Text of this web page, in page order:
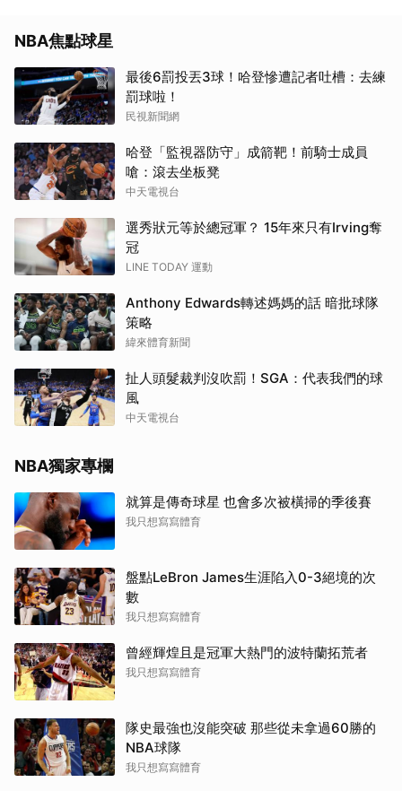
NBA焦點球星
最後6罰投丟3球！哈登慘遭記者吐槽：去練
罰球啦！
民視新聞網
哈登「監視器防守」成箭靶！前騎士成員
嗆：滾去坐板凳
中天電視台
選秀狀元等於總冠軍？ 15年來只有Irving奪
冠
LINE TODAY 運動
Anthony Edwards轉述媽媽的話 暗批球隊
策略
緯來體育新聞
扯人頭髮裁判沒吹罰！SGA：代表我們的球
風
中天電視台
NBA獨家專欄
就算是傳奇球星 也會多次被橫掃的季後賽
我只想寫寫體育
盤點LeBron James生涯陷入0-3絕境的次
數
我只想寫寫體育
曾經輝煌且是冠軍大熱門的波特蘭拓荒者
我只想寫寫體育
隊史最強也沒能突破 那些從未拿過60勝的
NBA球隊
我只想寫寫體育